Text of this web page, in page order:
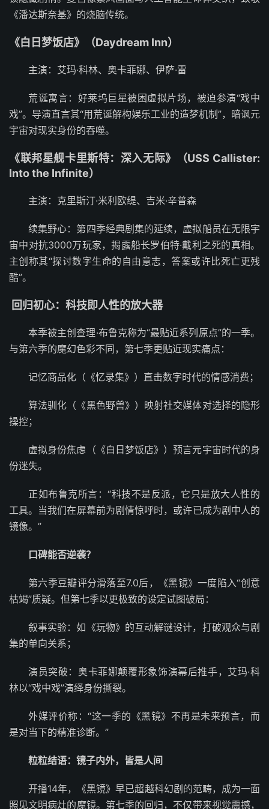
《潘达斯奈基》的烧脑传统。
《白日梦饭店》（Daydream Inn）
主演：艾玛·科林、奥卡菲娜、伊萨·雷
荒诞寓言：好莱坞巨星被困虚拟片场，被迫参演“戏中
戏”。导演直言其“用荒诞解构娱乐工业的造梦机制”，暗讽元
宇宙对现实身份的吞噬。
《联邦星舰卡里斯特：深入无际》（USS Callister:
Into the Infinite）
主演：克里斯汀·米利欧缇、吉米·辛普森
续集野心：第四季经典剧集的延续，虚拟船员在无限宇
宙中对抗3000万玩家，揭露船长罗伯特·戴利之死的真相。
主创称其“探讨数字生命的自由意志，答案或许比死亡更残
酷”。
回归初心：科技即人性的放大器
本季被主创查理·布鲁克称为“最贴近系列原点”的一季。
与第六季的魔幻色彩不同，第七季更贴近现实痛点：
记忆商品化（《忆录集》）直击数字时代的情感消费；
算法驯化（《黑色野兽》）映射社交媒体对选择的隐形
操控；
虚拟身份焦虑（《白日梦饭店》）预言元宇宙时代的身
份迷失。
正如布鲁克所言：“科技不是反派，它只是放大人性的
工具。当我们在屏幕前为剧情惊呼时，或许已成为剧中人的
镜像。”
口碑能否逆袭？
第六季豆瓣评分滑落至7.0后，《黑镜》一度陷入“创意
枯竭”质疑。但第七季以更极致的设定试图破局：
叙事实验：如《玩物》的互动解谜设计，打破观众与剧
集的单向关系；
演员突破：奥卡菲娜颠覆形象饰演幕后推手，艾玛·科
林以“戏中戏”演绎身份撕裂。
外媒评价称：“这一季的《黑镜》不再是未来预言，而
是对当下的精准诊断。”
粒粒结语：镜子内外，皆是人间
开播14年，《黑镜》早已超越科幻剧的范畴，成为一面
照见文明病灶的魔镜。第七季的回归，不仅带来视觉震撼，